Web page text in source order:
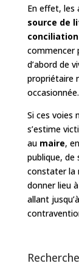
En effet, les
source de
conciliation
commencer
d’abord de
propriétaire
occasionnée.
Si ces voies
s’estime
au maire,
publique, de
constater la
donner lieu
allant